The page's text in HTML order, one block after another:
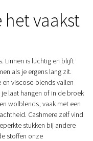
vaakst
Linnen is luchtig en blijft
als je ergens lang zit.
viscose-blends vallen
laat hangen of in de broek
wolblends, vaak met een
Cashmere zelf vind
stukken bij andere
stoffen onze